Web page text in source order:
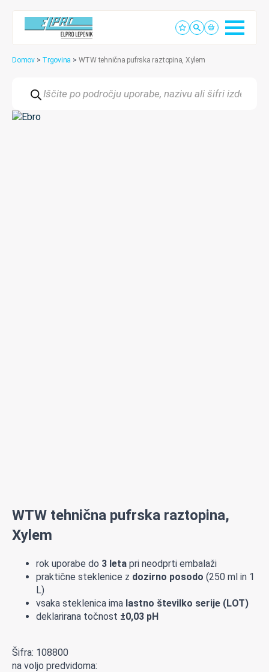
Domov > Trgovina > WTW tehnična pufrska raztopina, Xylem
search
WTW tehnična pufrska raztopina,
Xylem
rok uporabe do 3 leta pri neodprti embalaži
praktične steklenice z dozirno posodo (250 ml in 1
L)
vsaka steklenica ima lastno številko serije (LOT)
deklarirana točnost ±0,03 pH
Šifra: 108800
na voljo predvidoma: